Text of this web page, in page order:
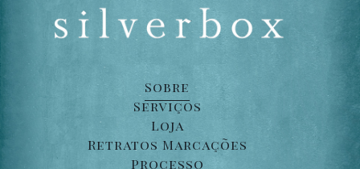
Sobre
Serviços
Loja
Retratos Marcações
Processo